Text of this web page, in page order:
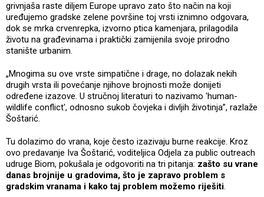
grivnjaša raste diljem Europe upravo zato što način na koji
uređujemo gradske zelene površine toj vrsti iznimno odgovara,
dok se mrka crvenrepka, izvorno ptica kamenjara, prilagodila
životu na građevinama i praktički zamijenila svoje prirodno
stanište urbanim.
„Mnogima su ove vrste simpatične i drage, no dolazak nekih
drugih vrsta ili povećanje njihove brojnosti može donijeti
određene izazove. U stručnoj literaturi to nazivamo 'human-
wildlife conflict', odnosno sukob čovjeka i divljih životinja”, razlaže
Šoštarić.
Tu dolazimo do vrana, koje često izazivaju burne reakcije. Kroz
ovo predavanje Iva Šoštarić, voditeljica Odjela za public outreach
udruge Biom, pokušala je odgovoriti na tri pitanja: zašto su vrane
danas brojnije u gradovima, što je zapravo problem s
gradskim vranama i kako taj problem možemo riješiti